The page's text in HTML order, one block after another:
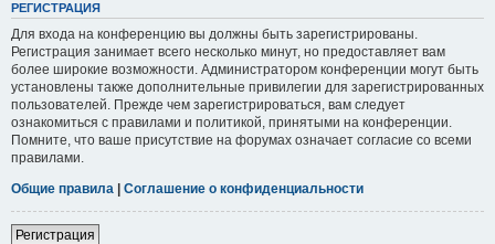
РЕГИСТРАЦИЯ
Для входа на конференцию вы должны быть зарегистрированы.
Регистрация занимает всего несколько минут, но предоставляет вам
более широкие возможности. Администратором конференции могут быть
установлены также дополнительные привилегии для зарегистрированных
пользователей. Прежде чем зарегистрироваться, вам следует
ознакомиться с правилами и политикой, принятыми на конференции.
Помните, что ваше присутствие на форумах означает согласие со всеми
правилами.
Общие правила | Соглашение о конфиденциальности
Регистрация